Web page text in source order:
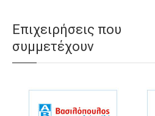
Επιχειρήσεις που
συμμετέχουν